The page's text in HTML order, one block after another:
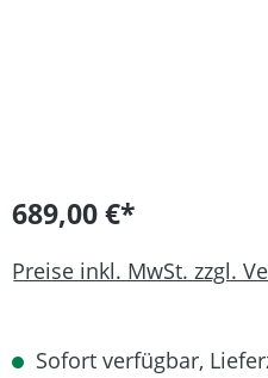
689,00 €*
Preise inkl. MwSt. zzgl.
Sofort verfügbar,